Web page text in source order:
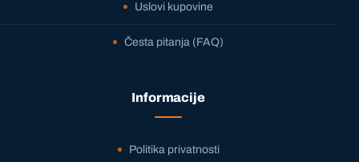
Uslovi kupovine
Česta pitanja (FAQ)
Informacije
Politika privatnosti